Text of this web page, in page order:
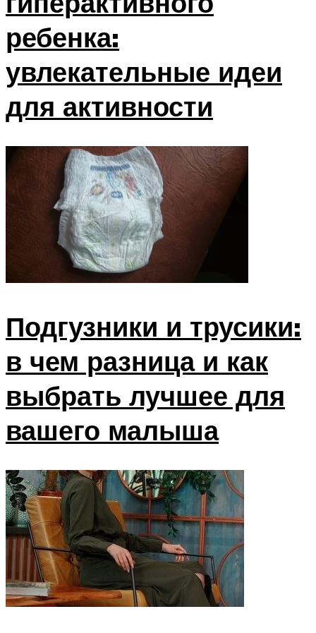
ребенка:
увлекательные идеи
для активности
Подгузники и трусики:
в чем разница и как
выбрать лучшее для
вашего малыша